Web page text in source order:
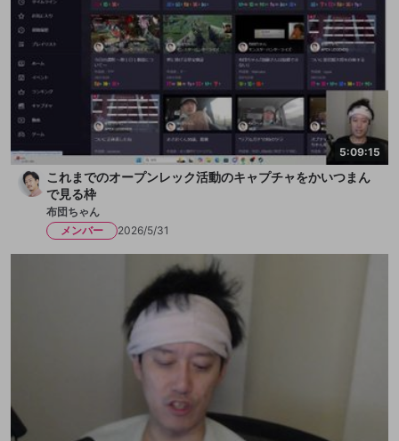
5:09:15
これまでのオープンレック活動のキャプチャをかいつまん
で見る枠
布団ちゃん
メンバー
2026/5/31